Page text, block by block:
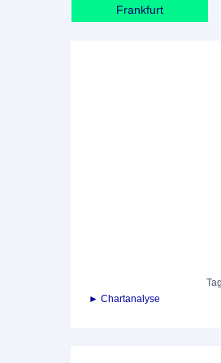
Frankfurt
Tag
► Chartanalyse